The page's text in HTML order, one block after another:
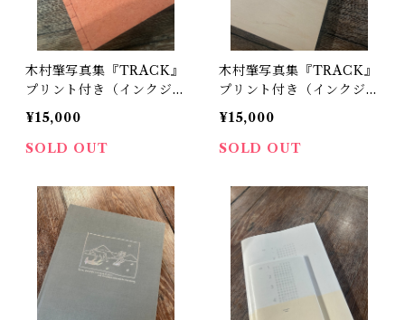
木村肇写真集『TRACK』
プリント付き（インクジェ
ット）
¥15,000
SOLD OUT
木村肇写真集『TRACK』
プリント付き（インクジェ
ット）
¥15,000
SOLD OUT